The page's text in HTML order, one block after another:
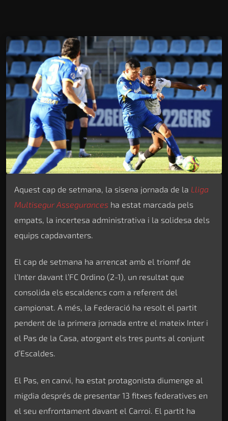
Aquest cap de setmana, la sisena jornada de la Lliga
Multisegur Assegurances ha estat marcada pels
empats, la incertesa administrativa i la solidesa dels
equips capdavanters.
El cap de setmana ha arrencat amb el triomf de
l’Inter davant l’FC Ordino (2-1), un resultat que
consolida els escaldencs com a referent del
campionat. A més, la Federació ha resolt el partit
pendent de la primera jornada entre el mateix Inter i
el Pas de la Casa, atorgant els tres punts al conjunt
d’Escaldes.
El Pas, en canvi, ha estat protagonista diumenge al
migdia després de presentar 13 fitxes federatives en
el seu enfrontament davant el Carroi. El partit ha